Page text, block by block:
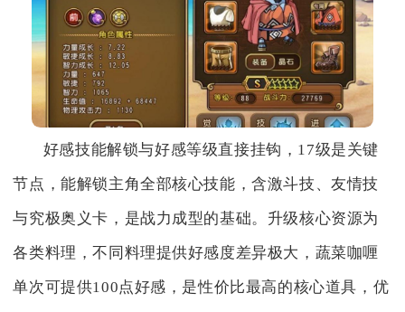
好感技能解锁与好感等级直接挂钩，17级是关键
节点，能解锁主角全部核心技能，含激斗技、友情技
与究极奥义卡，是战力成型的基础。升级核心资源为
各类料理，不同料理提供好感度差异极大，蔬菜咖喱
单次可提供100点好感，是性价比最高的核心道具，优